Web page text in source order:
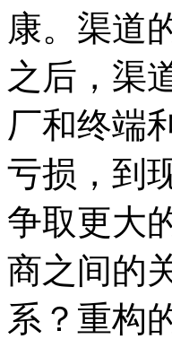
康。渠道
之后，渠
厂和终端
亏损，到
争取更大
商之间的
系？重构